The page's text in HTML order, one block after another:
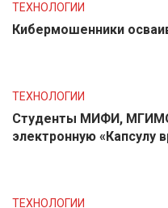
ТЕХНОЛОГИИ
Кибермошенники
ТЕХНОЛОГИИ
Студенты МИФИ,
электронную «Капсулу
ТЕХНОЛОГИИ